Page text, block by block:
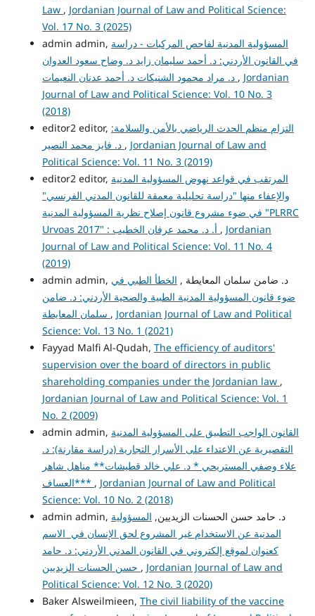
Law , Jordanian Journal of Law and Political Science:
Vol. 17 No. 3 (2025)
admin admin, المسؤولية المدنية لفاحص المركبات - دراسة
في القانون الأردني: د. أحمد سليمان زايد د. وضاح سعود العدوان
د. مراد محمود الشنيكات د. أحمد عدنان النعيمات , Jordanian
Journal of Law and Political Science: Vol. 10 No. 3
(2018)
editor2 editor, التزام منظم الحدث الرياضي بالأمن والسلامة:
د. فايز محمد النصير , Jordanian Journal of Law and
Political Science: Vol. 11 No. 3 (2019)
editor2 editor, المرتقب في قواعد نهوض المسؤولية المدنية
والإعفاء منها "دراسة تحليلية معمقة للقانون المدني الفرنسي"
في ضوء مشروع قانون إصلاح نظرية المسؤولية المدنية "PLRRC
, Jordanian
Journal of Law and Political Science: Vol. 11 No. 4
(2019)
admin admin, د. ضامن سلمان المعايطة , الخطأ الطبي في
ضوء قانون المسؤولية المدنية الطبية والصحية الأردني: د. ضامن
, Jordanian Journal of Law and Political
Science: Vol. 13 No. 1 (2021)
Fayyad Malfi Al-Qudah, The efficiency of auditors'
supervision over the board of directors in public
shareholding companies under the Jordanian law ,
Jordanian Journal of Law and Political Science: Vol. 1
No. 2 (2009)
admin admin, القانون الواجب التطبيق على المسؤولية المدنية
التقصيرية عن الاعتداء على الأسرار التجارية (دراسة مقارنة): د.
علاء وصفي المستريحي * د. علي خالد قطيشات** مناهل شاهر
العساف*** , Jordanian Journal of Law and Political
Science: Vol. 10 No. 2 (2018)
admin admin, د. حامد حسن الحسنات الزيديين, المسؤولية
المدنية عن الاستخدام غير المشروع لحق الإنسان في الاسم
كعنوان لموقع إلكتروني في القانون المدني الأردني: د. حامد
, Jordanian Journal of Law and
Political Science: Vol. 12 No. 3 (2020)
Baker Alsweilmieen, The civil liability of the vaccine